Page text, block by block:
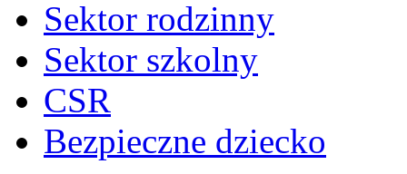
Sektor rodzinny
Sektor szkolny
CSR
Bezpieczne dziecko